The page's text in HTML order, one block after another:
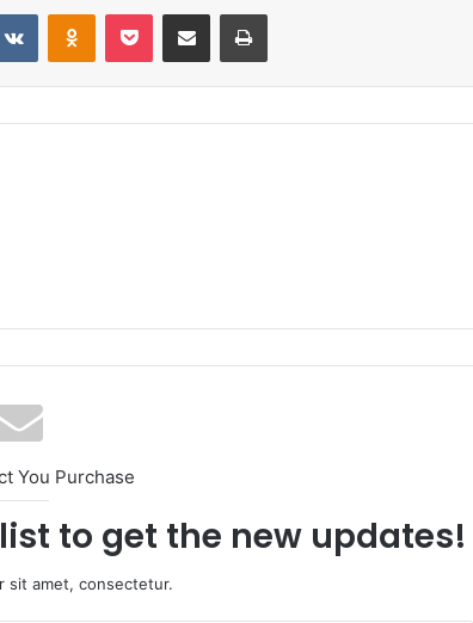
VKontakteOdnoklassniki
Pocket Share via Email Print
You Purchase
to get the new updates!
sit amet, consectetur.